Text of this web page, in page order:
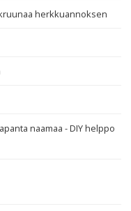
herkkuannoksen
naamaa - DIY helppo